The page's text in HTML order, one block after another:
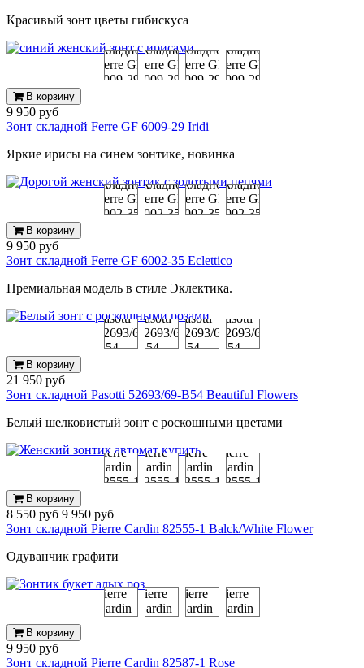
Красивый зонт цветы гибискуса
В корзину
9 950 руб
Зонт складной Ferre GF 6009-29 Iridi
Яркие ирисы на синем зонтике, новинка
В корзину
9 950 руб
Зонт складной Ferre GF 6002-35 Eclettico
Премиальная модель в стиле Эклектика.
В корзину
21 950 руб
Зонт складной Pasotti 52693/69-B54 Beautiful Flowers
Белый шелковистый зонт с роскошными цветами
В корзину
8 550 руб 9 950 руб
Зонт складной Pierre Cardin 82555-1 Balck/White Flower
Одуванчик графити
В корзину
9 950 руб
Зонт складной Pierre Cardin 82587-1 Rose